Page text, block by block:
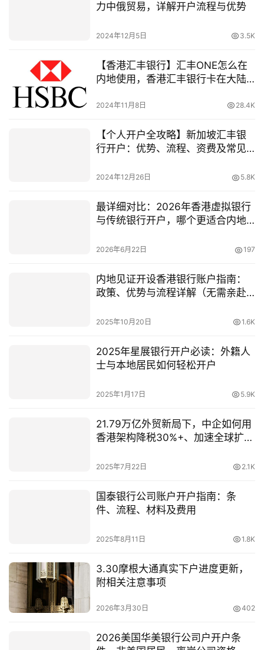
力中俄贸易，详解开户流程与优势
2024年12月5日 3.5K
【香港汇丰银行】汇丰ONE怎么在
内地使用，香港汇丰银行卡在大陆
2024年11月8日 28.4K
【个人开户全攻略】新加坡汇丰银
行开户：优势、流程、资费及常见
2024年12月26日 5.8K
最详细对比：2026年香港虚拟银行
与传统银行开户，哪个更适合内地
2026年6月22日 197
内地见证开设香港银行账户指南：
政策、优势与流程详解（无需亲赴
2025年10月20日 1.6K
2025年星展银行开户必读：外籍人
士与本地居民如何轻松开户
2025年1月17日 5.9K
21.79万亿外贸新局下，中企如何用
香港架构降税30%+、加速全球扩
2025年7月22日 2.1K
国泰银行公司账户开户指南：条
件、流程、材料及费用
2025年8月11日 1.8K
3.30摩根大通真实下户进度更新，
附相关注意事项
2026年3月30日 402
2026美国华美银行公司户开户条